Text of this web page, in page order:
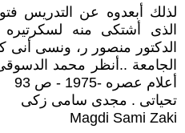
لذلك أبعدوه عن التدريس
الذى أشتكى منه
الدكتور منصور ر، ونسى
الجامعة ..أنظر محمد
أعلام عصره -1975 - ص 93
تحياتى . مجدى سامى زكى
Magdi Sami Zaki